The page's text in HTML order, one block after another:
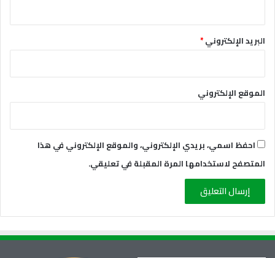
البريد الإلكتروني*
الموقع الإلكتروني
احفظ اسمي، بريدي الإلكتروني، والموقع الإلكتروني في هذا
المتصفح لاستخدامها المرة المقبلة في تعليقي.